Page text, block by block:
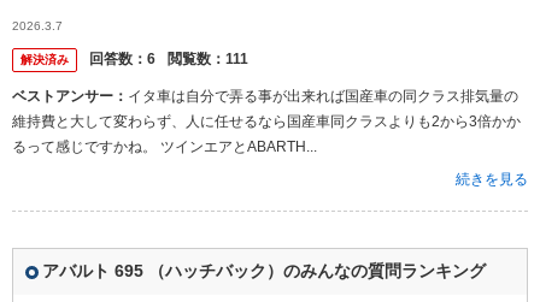
いたいと思っています。他におすすめの車はありますか？ また...
2026.3.7
解決済み 回答数： 6 閲覧数： 111
ベストアンサー： イタ車は自分で弄る事が出来れば国産車の同クラス排気量の
維持費と大して変わらず、人に任せるなら国産車同クラスよりも2から3倍かか
るって感じですかね。 ツインエアとABARTH...
続きを見る
アバルト 695 （ハッチバック）のみんなの質問ランキング